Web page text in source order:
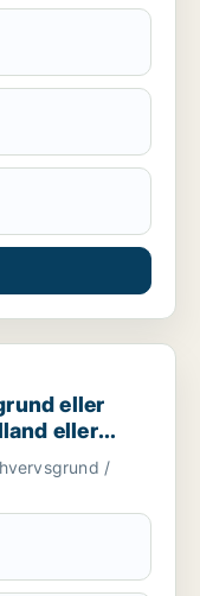
garage til salg i
eller
eller
/